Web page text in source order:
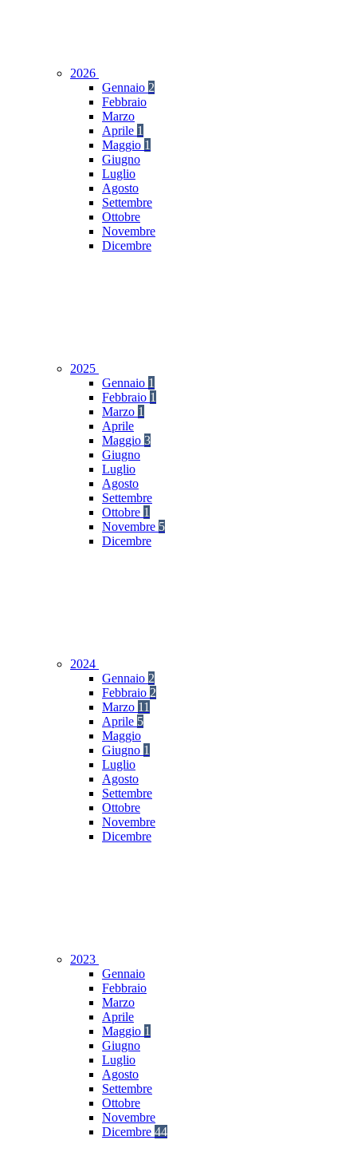
2026
Gennaio 2
Febbraio
Marzo
Aprile 1
Maggio 1
Giugno
Luglio
Agosto
Settembre
Ottobre
Novembre
Dicembre
2025
Gennaio 1
Febbraio 1
Marzo 1
Aprile
Maggio 3
Giugno
Luglio
Agosto
Settembre
Ottobre 1
Novembre 5
Dicembre
2024
Gennaio 2
Febbraio 2
Marzo 11
Aprile 5
Maggio
Giugno 1
Luglio
Agosto
Settembre
Ottobre
Novembre
Dicembre
2023
Gennaio
Febbraio
Marzo
Aprile
Maggio 1
Giugno
Luglio
Agosto
Settembre
Ottobre
Novembre
Dicembre 44